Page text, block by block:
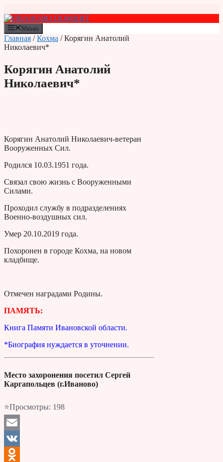
к
содержимому
Меню
Главная /Кохма / Корягин Анатолий
Николаевич*
Корягин Анатолий
Николаевич*
Корягин Анатолий Николаевич-ветеран
Вооруженных Сил.
Родился 10.03.1951 года.
Связал свою жизнь с Вооруженными
Силами.
Проходил службу в подразделениях
Военно-воздушных сил.
Умер 20.10.2019 года.
Похоронен в городе Кохма, на новом
кладбище.
Отмечен наградами Родины.
ПАМЯТЬ:
Книга Памяти Ивановской области.
*Биография нуждается в уточнении.
Место захоронения посетил Сергей
Каргапольцев (г.Иваново)
⭐Просмотры: 198
Email
VK